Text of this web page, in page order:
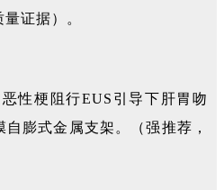
证据）。
性梗阻行EUS引导下肝胃吻
膨式金属支架。（强推荐，